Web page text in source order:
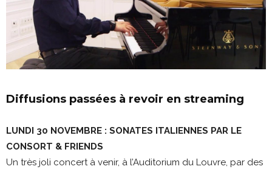
Diffusions passées à revoir en streaming
LUNDI 30 NOVEMBRE : SONATES ITALIENNES PAR LE
CONSORT & FRIENDS
Un très joli concert à venir, à l’Auditorium du Louvre, par des